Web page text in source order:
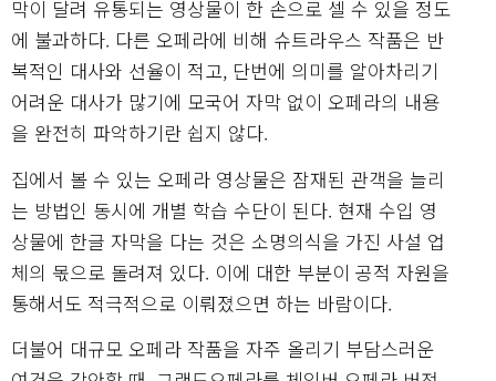
막이 달려 유통되는 영상물이 한 손으로 셀 수 있을 정도
에 불과하다. 다른 오페라에 비해 슈트라우스 작품은 반
복적인 대사와 선율이 적고, 단번에 의미를 알아차리기
어려운 대사가 많기에 모국어 자막 없이 오페라의 내용
을 완전히 파악하기란 쉽지 않다.
집에서 볼 수 있는 오페라 영상물은 잠재된 관객을 늘리
는 방법인 동시에 개별 학습 수단이 된다. 현재 수입 영
상물에 한글 자막을 다는 것은 소명의식을 가진 사설 업
체의 몫으로 돌려져 있다. 이에 대한 부분이 공적 자원을
통해서도 적극적으로 이뤄졌으면 하는 바람이다.
더불어 대규모 오페라 작품을 자주 올리기 부담스러운